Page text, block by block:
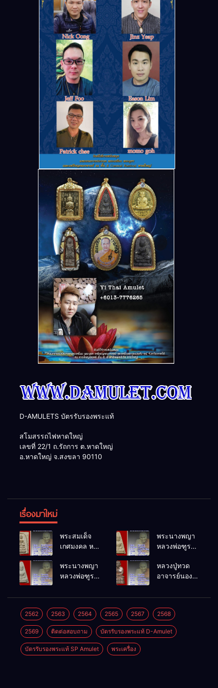
D-AMULETS บัตรรับรองพระแท้
สโมสรรถไฟหาดใหญ่
เลขที่ 22/1 ถ.รัถการ ต.หาดใหญ่
อ.หาดใหญ่ จ.สงขลา 90110
เรื่องมาใหม่
พระสมเด็จ
เกศมงคล หล
โพธิ์นิมิตร
พ.ศ.2512
พระนางพญา
หลวงพ่อฑูรย์
พ.ศ.2512
พระนางพญา
หลวงพ่อฑูรย์
พ.ศ.2512
หลวงปู่ทวด
อาจารย์นอง
พ.ศ.2541
2562 2563 2564 2565 2567 2568
2569 ติดต่อสอบถาม บัตรรับรองพระแท้ D-Amulet
บัตรรับรองพระแท้ SP Amulet พระเครื่อง